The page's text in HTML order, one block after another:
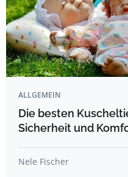
ALLGEMEIN
Die besten
Sicherheit und
Nele Fischer